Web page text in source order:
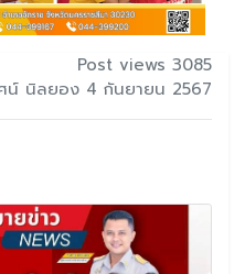
Post views 3085
น์ นิลยอง 4 กันยายน 2567